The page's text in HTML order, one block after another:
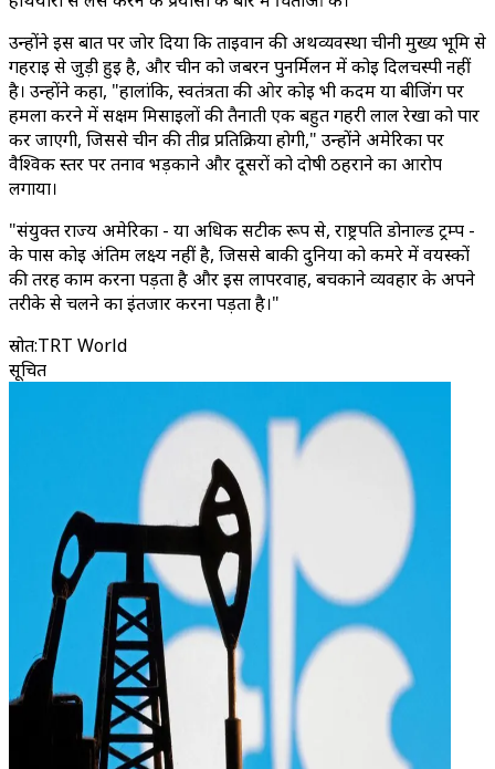
उन्होंने इस बात पर जोर दिया कि ताइवान की अर्थव्यवस्था चीनी मुख्य भूमि से
गहराई से जुड़ी हुई है, और चीन को जबरन पुनर्मिलन में कोई दिलचस्पी नहीं
है। उन्होंने कहा, "हालांकि, स्वतंत्रता की ओर कोई भी कदम या बीजिंग पर
हमला करने में सक्षम मिसाइलों की तैनाती एक बहुत गहरी लाल रेखा को पार
कर जाएगी, जिससे चीन की तीव्र प्रतिक्रिया होगी," उन्होंने अमेरिका पर
वैश्विक स्तर पर तनाव भड़काने और दूसरों को दोषी ठहराने का आरोप
लगाया।
"संयुक्त राज्य अमेरिका - या अधिक सटीक रूप से, राष्ट्रपति डोनाल्ड ट्रम्प -
के पास कोई अंतिम लक्ष्य नहीं है, जिससे बाकी दुनिया को कमरे में वयस्कों
की तरह काम करना पड़ता है और इस लापरवाह, बचकाने व्यवहार के अपने
तरीके से चलने का इंतजार करना पड़ता है।"
स्रोत:TRT World
सूचित